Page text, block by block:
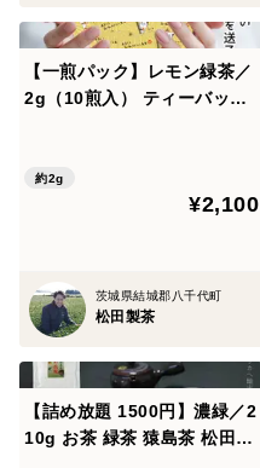
【一煎パック】レモン緑茶／
2g（10煎入） ティーバッグ
ん ほんの気持ち プレゼント
クリックポスト TBG-035
約2g
¥2,100
茨城県結城郡八千代町
松田製茶
【詰め放題 1500円】濃緑／2
10g お茶 緑茶 猿島茶 松田製